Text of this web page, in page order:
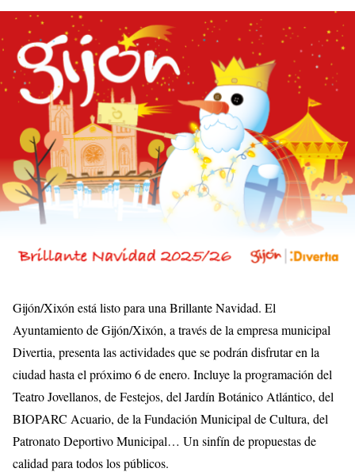
Gijón/Xixón está listo para una Brillante Navidad. El
Ayuntamiento de Gijón/Xixón, a través de la empresa municipal
Divertia, presenta las actividades que se podrán disfrutar en la
ciudad hasta el próximo 6 de enero. Incluye la programación del
Teatro Jovellanos, de Festejos, del Jardín Botánico Atlántico, del
BIOPARC Acuario, de la Fundación Municipal de Cultura, del
Patronato Deportivo Municipal… Un sinfín de propuestas de
calidad para todos los públicos.